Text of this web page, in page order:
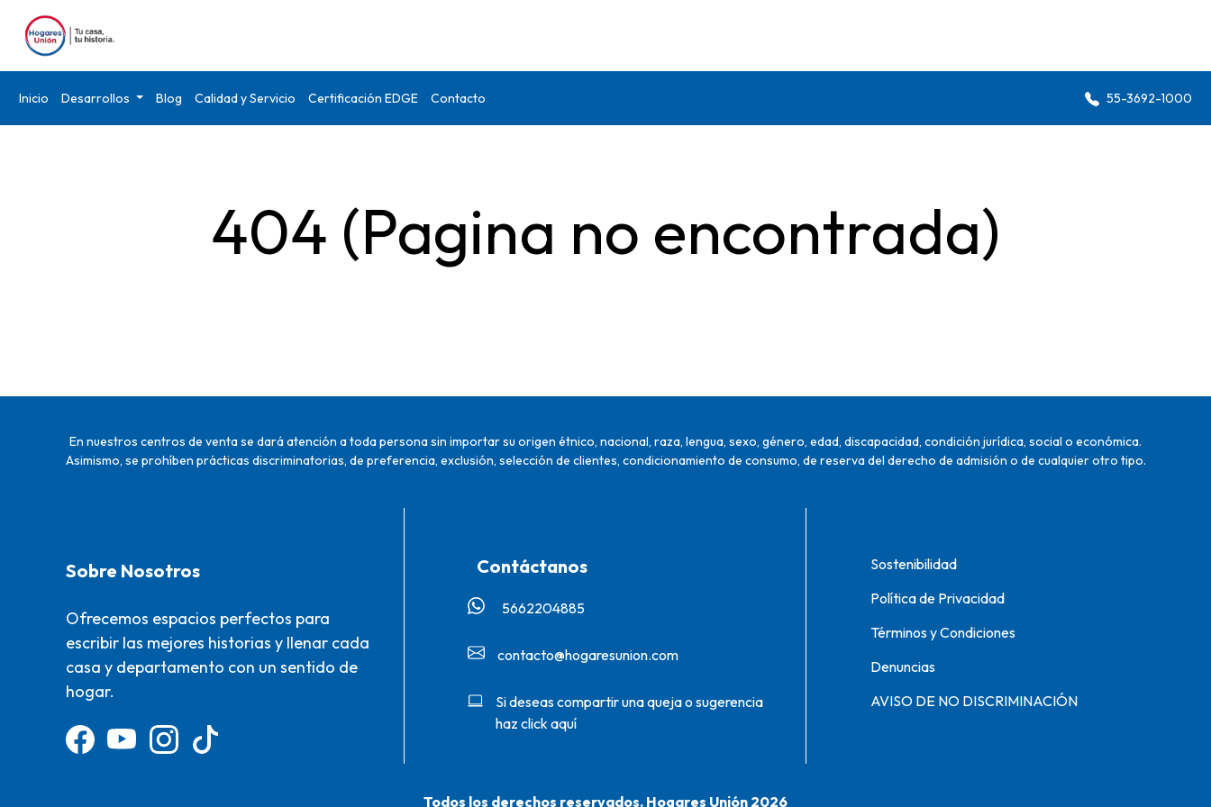
Inicio Desarrollos Blog Calidad y Servicio Certificación EDGE Contacto 55-3692-1000
404 (Pagina no encontrada)
En nuestros centros de venta se dará atención a toda persona sin importar su origen étnico, nacional, raza, lengua, sexo, género, edad, discapacidad, condición jurídica, social o económica.
Asimismo, se prohíben prácticas discriminatorias, de preferencia, exclusión, selección de clientes, condicionamiento de consumo, de reserva del derecho de admisión o de cualquier otro tipo.
Sobre Nosotros
Ofrecemos espacios perfectos para
escribir las mejores historias y llenar cada
casa y departamento con un sentido de
hogar.
Contáctanos
5662204885‬
contacto@hogaresunion.com
Si deseas compartir una queja o sugerencia
haz click aquí
Sostenibilidad
Política de Privacidad
Términos y Condiciones
Denuncias
AVISO DE NO DISCRIMINACIÓN
Todos los derechos reservados. Hogares Unión 2026